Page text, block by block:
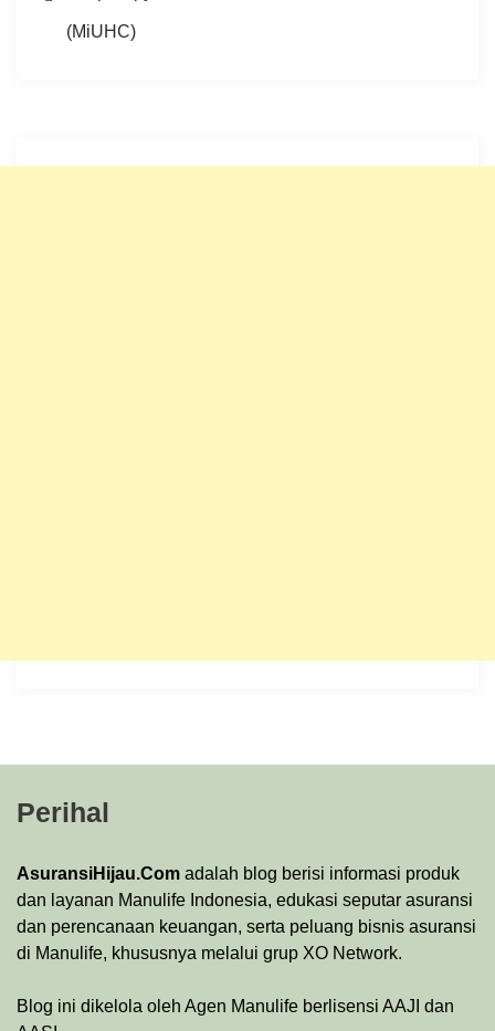
(MiUHC)
Perihal
AsuransiHijau.Com adalah blog berisi informasi produk
dan layanan Manulife Indonesia, edukasi seputar asuransi
dan perencanaan keuangan, serta peluang bisnis asuransi
di Manulife, khususnya melalui grup XO Network.
Blog ini dikelola oleh Agen Manulife berlisensi AAJI dan